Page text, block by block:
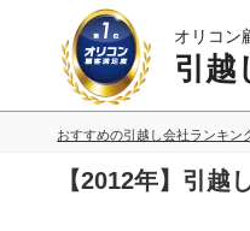
オリコン
引越
おすすめの引越し会社ランキン
【2012年】引越